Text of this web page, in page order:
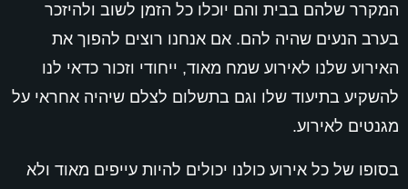
המקרר שלהם בבית והם יוכלו כל הזמן לשוב ולהיזכר
בערב הנעים שהיה להם. אם אנחנו רוצים להפוך את
האירוע שלנו לאירוע שמח מאוד, ייחודי וזכור כדאי לנו
להשקיע בתיעוד שלו וגם בתשלום לצלם שיהיה אחראי על
מגנטים לאירוע.
בסופו של כל אירוע כולנו יכולים להיות עייפים מאוד ולא